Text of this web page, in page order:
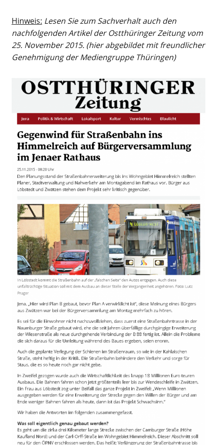
Hinweis: Lesen Sie zum Sachverhalt auch den
nachfolgenden Artikel der Ostthüringer Zeitung vom
25. November 2015. (hier abgebildet mit freundlicher
Genehmigung der Mediengruppe Thüringen)